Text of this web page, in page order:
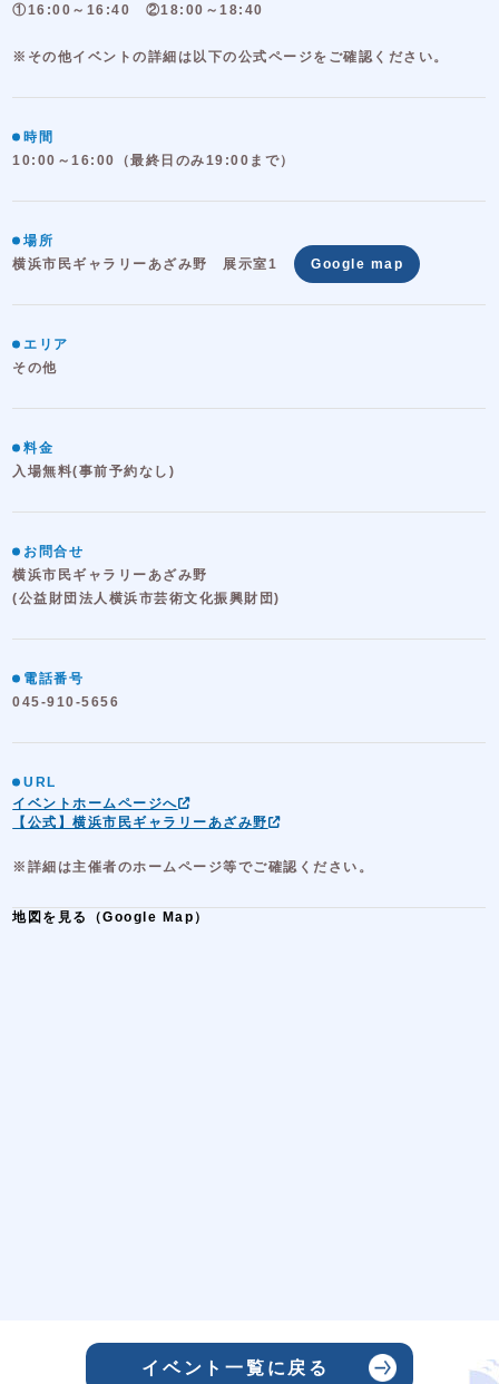
①16:00～16:40 ②18:00～18:40
※その他イベントの詳細は以下の公式ページをご確認ください。
時間
10:00～16:00（最終日のみ19:00まで）
場所
横浜市民ギャラリーあざみ野 展示室1
Google map
エリア
その他
料金
入場無料(事前予約なし)
お問合せ
横浜市民ギャラリーあざみ野
(公益財団法人横浜市芸術文化振興財団)
電話番号
045-910-5656
URL
イベントホームページへ
【公式】横浜市民ギャラリーあざみ野
※詳細は主催者のホームページ等でご確認ください。
地図を見る（Google Map）
イベント一覧に戻る